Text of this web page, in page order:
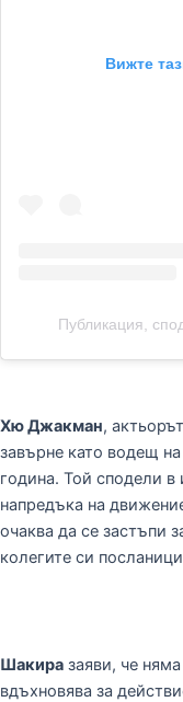
Вижте
Публикация,
Хю Джакман,
завърне като водещ
година. Той сподели в
напредъка на
очаква да се застъпи
колегите си
Шакира заяви, че
вдъхновява за